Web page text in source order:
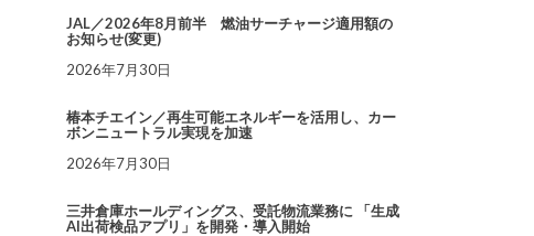
JAL／2026年8月前半 燃油サーチャージ適用額の
お知らせ(変更)
2026年7月30日
椿本チエイン／再生可能エネルギーを活用し、カー
ボンニュートラル実現を加速
2026年7月30日
三井倉庫ホールディングス、受託物流業務に 「生成
AI出荷検品アプリ」を開発・導入開始